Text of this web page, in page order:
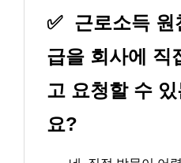
✅ 근로소득
급을 회사에 직
고 요청할 수
요?